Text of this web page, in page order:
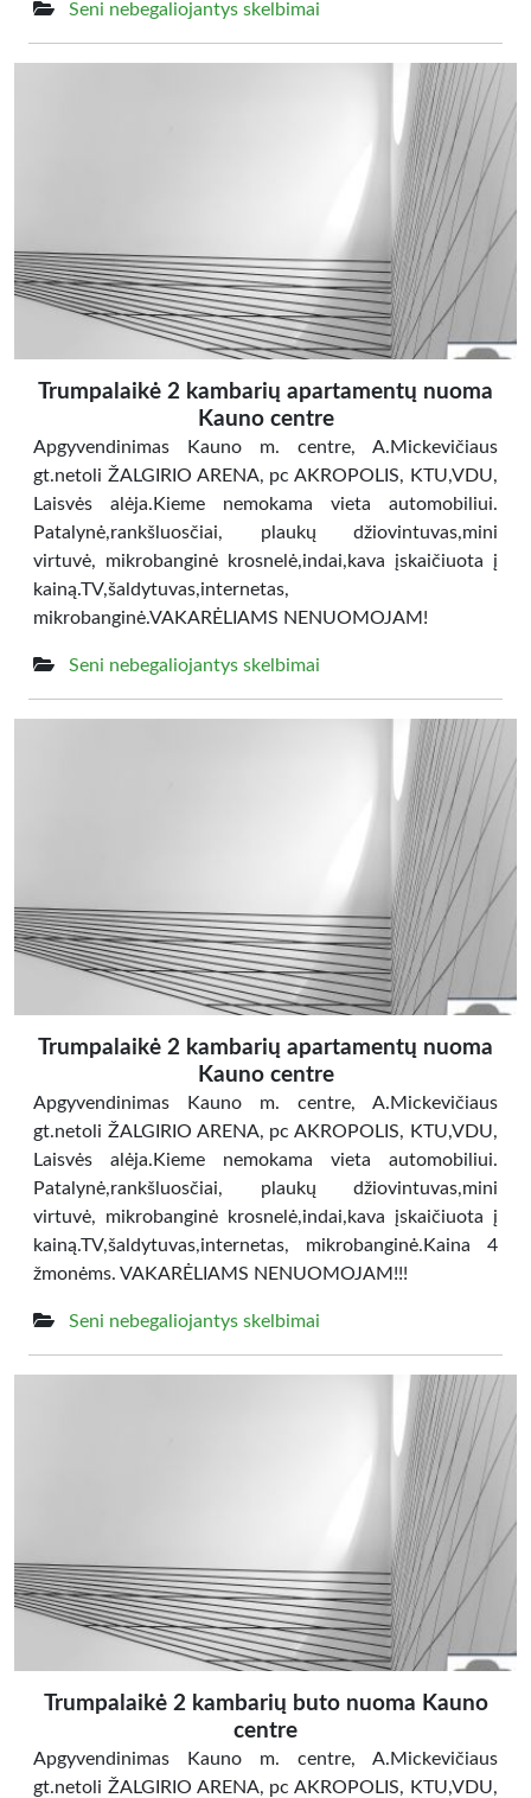
Seni nebegaliojantys skelbimai
Trumpalaikė 2 kambarių apartamentų nuoma
Kauno centre
Apgyvendinimas Kauno m. centre, A.Mickevičiaus
gt.netoli ŽALGIRIO ARENA, pc AKROPOLIS, KTU,VDU,
Laisvės alėja.Kieme nemokama vieta automobiliui.
Patalynė,rankšluosčiai, plaukų džiovintuvas,mini
virtuvė, mikrobanginė krosnelė,indai,kava įskaičiuota į
kainą.TV,šaldytuvas,internetas,
mikrobanginė.VAKARĖLIAMS NENUOMOJAM!
Seni nebegaliojantys skelbimai
Trumpalaikė 2 kambarių apartamentų nuoma
Kauno centre
Apgyvendinimas Kauno m. centre, A.Mickevičiaus
gt.netoli ŽALGIRIO ARENA, pc AKROPOLIS, KTU,VDU,
Laisvės alėja.Kieme nemokama vieta automobiliui.
Patalynė,rankšluosčiai, plaukų džiovintuvas,mini
virtuvė, mikrobanginė krosnelė,indai,kava įskaičiuota į
kainą.TV,šaldytuvas,internetas, mikrobanginė.Kaina 4
žmonėms. VAKARĖLIAMS NENUOMOJAM!!!
Seni nebegaliojantys skelbimai
Trumpalaikė 2 kambarių buto nuoma Kauno
centre
Apgyvendinimas Kauno m. centre, A.Mickevičiaus
gt.netoli ŽALGIRIO ARENA, pc AKROPOLIS, KTU,VDU,